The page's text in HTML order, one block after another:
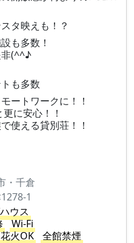
タ映えも！？
も多数！
非(^^♪
も多数
ートワークに！！
に安心！！
使える貸別荘！！
・千倉
1
ウス
Wi-Fi
花火OK
全館禁煙